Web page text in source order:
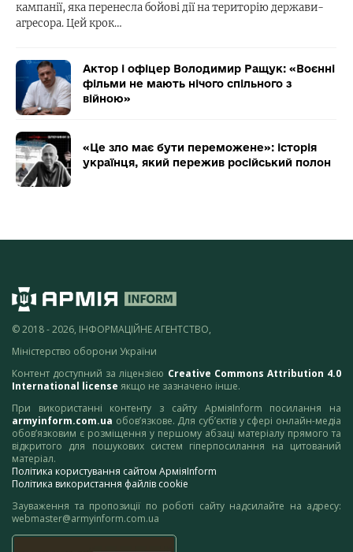
кампанії, яка перенесла бойові дії на територію держави-
агресора. Цей крок…
Актор і офіцер Володимир Ращук: «Воєнні
фільми не мають нічого спільного з
війною»
«Це зло має бути переможене»: історія
українця, який пережив російський полон
© 2018 - 2026, ІНФОРМАЦІЙНЕ АГЕНТСТВО,
Міністерство оборони України
Контент доступний за ліцензією Creative Commons Attribution 4.0
International license якщо не зазначено інше.
При використанні контенту з сайту АрміяInform посилання на
armyinform.com.ua обов’язкове. Для суб’єктів у сфері онлайн-медіа
обов’язковим є розміщення у першому абзаці матеріалу прямого та
відкритого для пошукових систем гіперпосилання на цитований
матеріал.
Політика користування сайтом АрміяInform
Політика використання файлів cookie
Зауваження та пропозиції по роботі сайту надсилайте на адресу:
webmaster@armyinform.com.ua